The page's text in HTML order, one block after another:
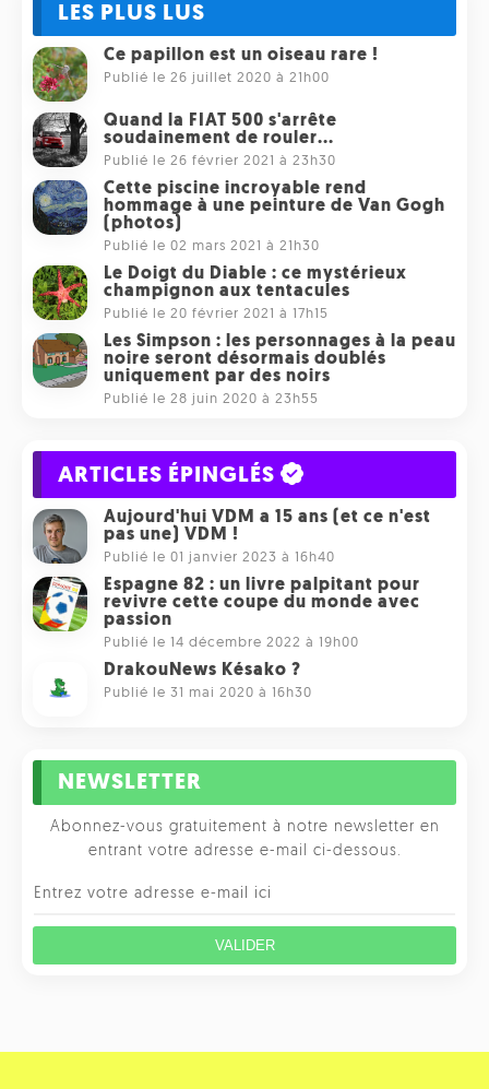
LES PLUS LUS
Ce papillon est un oiseau rare !
Publié le 26 juillet 2020 à 21h00
Quand la FIAT 500 s'arrête
soudainement de rouler...
Publié le 26 février 2021 à 23h30
Cette piscine incroyable rend
hommage à une peinture de Van Gogh
(photos)
Publié le 02 mars 2021 à 21h30
Le Doigt du Diable : ce mystérieux
champignon aux tentacules
Publié le 20 février 2021 à 17h15
Les Simpson : les personnages à la peau
noire seront désormais doublés
uniquement par des noirs
Publié le 28 juin 2020 à 23h55
ARTICLES ÉPINGLÉS
Aujourd'hui VDM a 15 ans (et ce n'est
pas une) VDM !
Publié le 01 janvier 2023 à 16h40
Espagne 82 : un livre palpitant pour
revivre cette coupe du monde avec
passion
Publié le 14 décembre 2022 à 19h00
DrakouNews Késako ?
Publié le 31 mai 2020 à 16h30
NEWSLETTER
Abonnez-vous gratuitement à notre newsletter en
entrant votre adresse e-mail ci-dessous.
VALIDER